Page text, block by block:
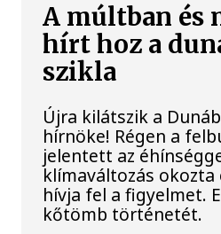
A múltban és
hírt hoz a
szikla
Újra kilátszik a
hírnöke! Régen a
jelentett az
klímaváltozás okozta
hívja fel a figyelmet.
kőtömb történetét.